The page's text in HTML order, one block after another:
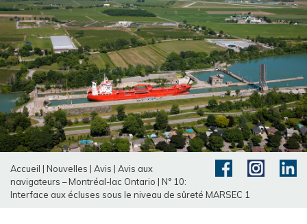
Accueil | Nouvelles | Avis | Avis aux
navigateurs – Montréal-lac Ontario | N° 10:
Interface aux écluses sous le niveau de sûreté MARSEC 1